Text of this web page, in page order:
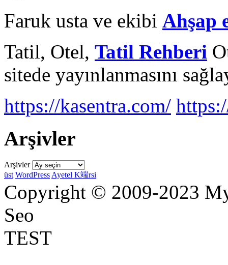
Faruk usta ve ekibi Ahşap
Tatil, Otel, Tatil Rehberi
sitede yayınlanmasını
https://kasentra.com/
Arşivler
Arşivler
üst WordPress Ayetel K端rsi
Copyright © 2009-2023
Seo
TEST